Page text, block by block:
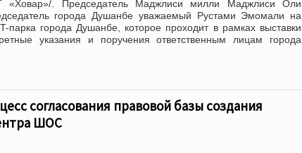
. Председатель Маджлиси милли Маджлиси Оли
города Душанбе уважаемый Рустами Эмомали на
парка города Душанбе, которое проходит в рамках выставки
указания и поручения ответственным лицам города
согласования правовой базы создания
ШОС